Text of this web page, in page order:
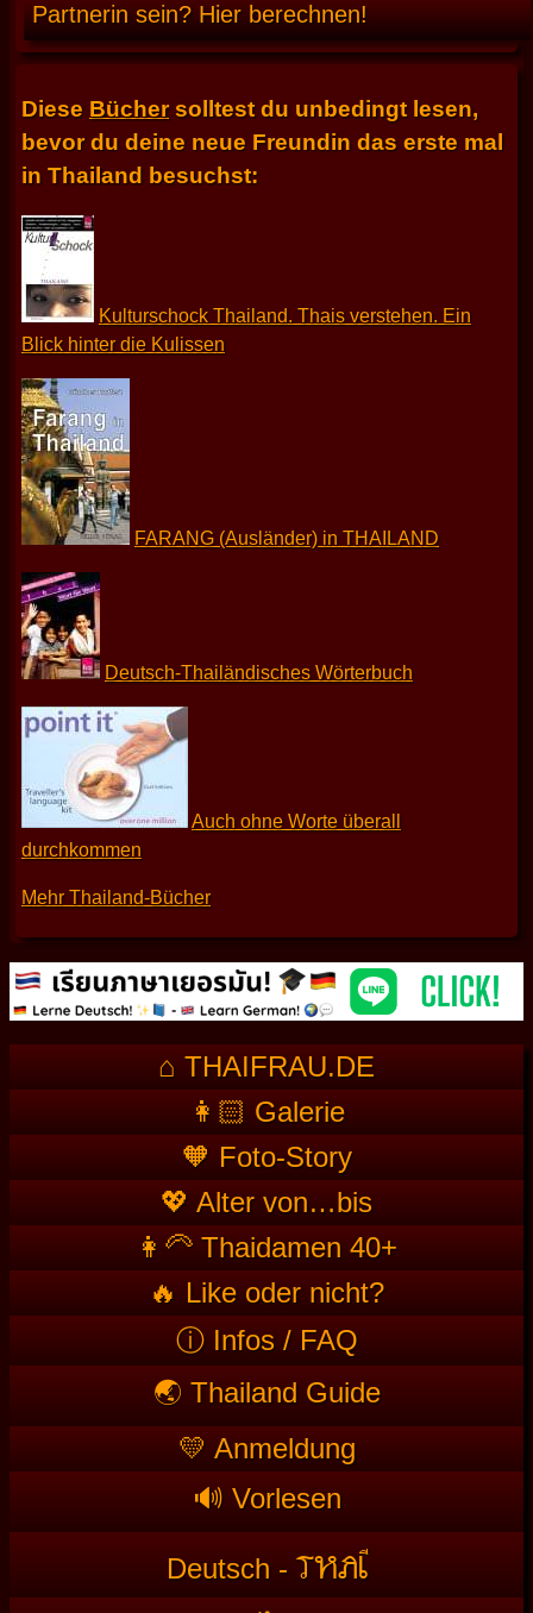
Partnerin sein? Hier berechnen!
Diese Büchersolltest du unbedingt lesen,
bevor du deine neue Freundin das erste mal
in Thailand besuchst:
Kulturschock Thailand. Thais verstehen. Ein
Blick hinter die Kulissen
FARANG (Ausländer) in THAILAND
Deutsch-Thailändisches Wörterbuch
Auch ohne Worte überall
durchkommen
Mehr Thailand-Bücher
⌂ THAIFRAU.DE
👩🏻 Galerie
🧡 Foto-Story
💖 Alter von…bis
👩‍🦳 Thaidamen 40+
🔥 Like oder nicht?
ⓘ Infos / FAQ
🌏 Thailand Guide
💛 Anmeldung
🔊 Vorlesen
Deutsch - THAI